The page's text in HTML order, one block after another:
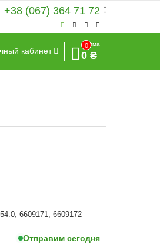
+38 (067) 364 71 72
кабинет
0
Сумма
0 ₴
6609171, 6609172
Отправим сегодня